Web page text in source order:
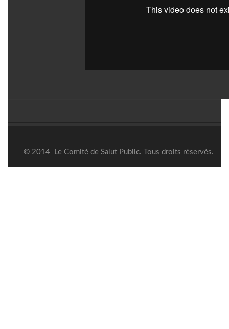
© 2014 Le Comité de Salut Public. Tous droits réservés.